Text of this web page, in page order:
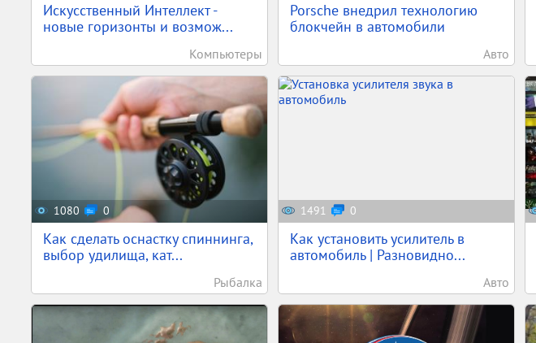
Искусственный Интеллект -
новые горизонты и возмож...
Компьютеры
Porsche внедрил технологию
блокчейн в автомобили
Авто
1080 0
Как сделать оснастку спиннинга,
выбор удилища, кат...
Рыбалка
1491 0
Как установить усилитель в
автомобиль | Разновидно...
Авто